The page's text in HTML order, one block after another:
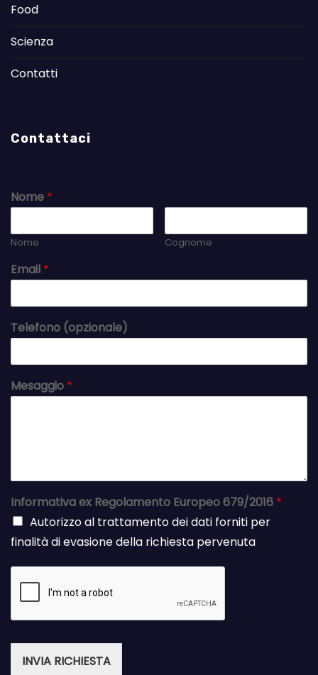
Food
Scienza
Contatti
Contattaci
Nome *
Nome Cognome
Email *
Telefono (opzionale)
Mesaggio *
Informativa ex Regolamento Europeo 679/2016 *
Autorizzo al trattamento dei dati forniti per
finalità di evasione della richiesta pervenuta
INVIA RICHIESTA